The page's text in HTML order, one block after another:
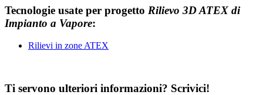
Tecnologie usate per progetto Rilievo 3D ATEX di
Impianto a Vapore:
Rilievi in zone ATEX
Ti servono ulteriori informazioni? Scrivici!